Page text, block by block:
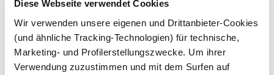
Diese Webseite verwendet Cookies
Wir verwenden unsere eigenen und Drittanbieter-Cookies
(und ähnliche Tracking-Technologien) für technische,
Marketing- und Profilerstellungszwecke. Um ihrer
Verwendung zuzustimmen und mit dem Surfen auf
Welches ist Ihr Liebling?